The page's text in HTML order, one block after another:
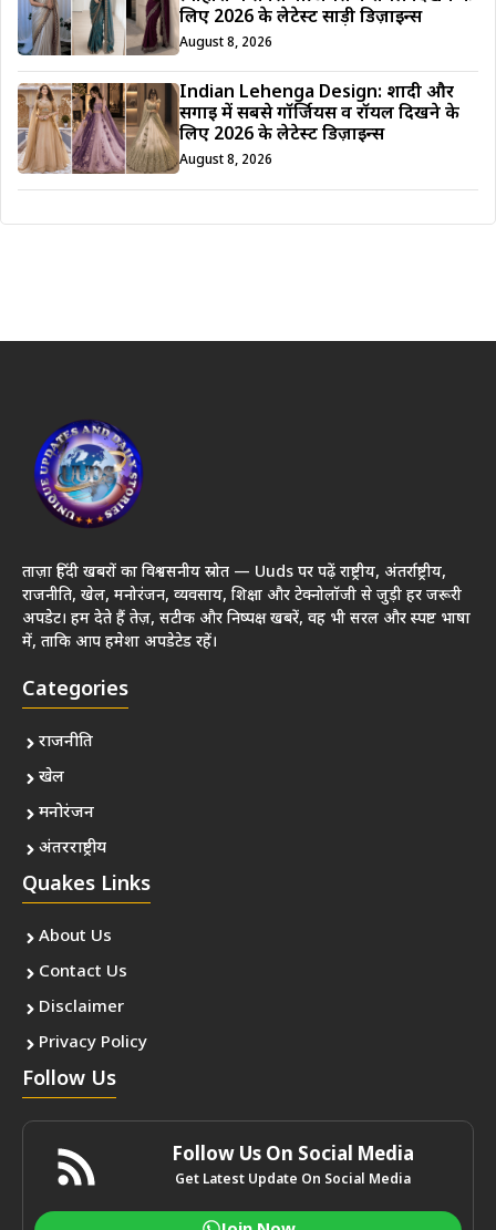
लिए 2026 के लेटेस्ट साड़ी डिज़ाइन्स
August 8, 2026
Indian Lehenga Design: शादी और
सगाई में सबसे गॉर्जियस व रॉयल दिखने के
लिए 2026 के लेटेस्ट डिज़ाइन्स
August 8, 2026
ताज़ा हिंदी खबरों का विश्वसनीय स्रोत — Uuds पर पढ़ें राष्ट्रीय, अंतर्राष्ट्रीय,
राजनीति, खेल, मनोरंजन, व्यवसाय, शिक्षा और टेक्नोलॉजी से जुड़ी हर जरूरी
अपडेट। हम देते हैं तेज़, सटीक और निष्पक्ष खबरें, वह भी सरल और स्पष्ट भाषा
में, ताकि आप हमेशा अपडेटेड रहें।
Categories
राजनीति
खेल
मनोरंजन
अंतरराष्ट्रीय
Quakes Links
About Us
Contact Us
Disclaimer
Privacy Policy
Follow Us
Follow Us On Social Media
Get Latest Update On Social Media